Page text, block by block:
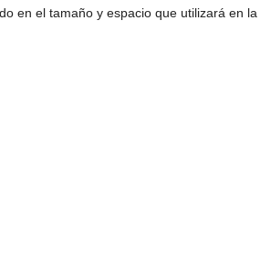
en el tamaño y espacio que utilizará en la